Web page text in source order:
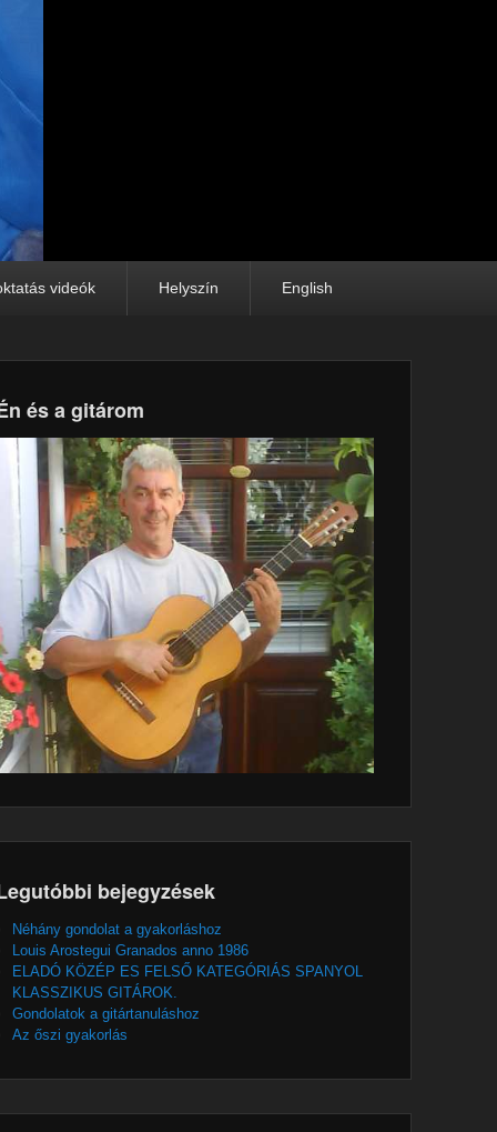
videók Helyszín English
és a gitárom
bejegyzések
Néhány gondolat a gyakorláshoz
Louis Arostegui Granados anno 1986
ELADÓ KÖZÉP ES FELSŐ KATEGÓRIÁS SPANYOL
KLASSZIKUS GITÁROK.
Gondolatok a gitártanuláshoz
Az őszi gyakorlás